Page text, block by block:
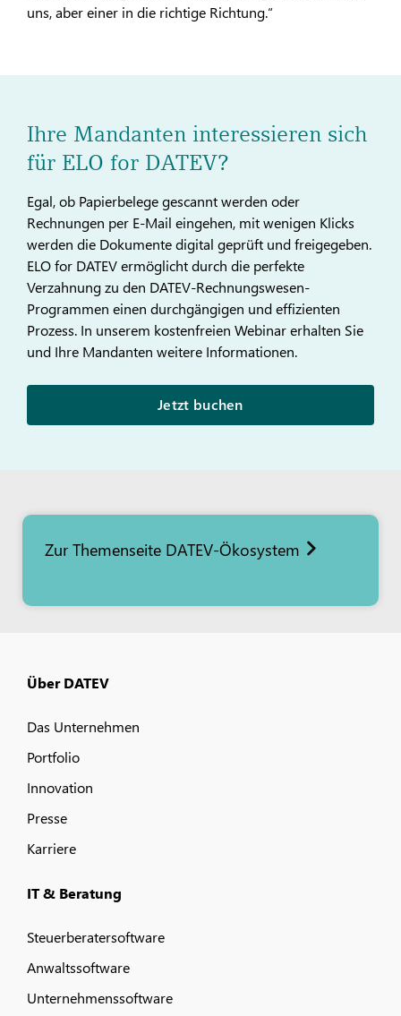
uns, aber einer in die richtige Richtung.“
Ihre Mandanten interessieren sich
für ELO for DATEV?
Egal, ob Papierbelege gescannt werden oder
Rechnungen per E-Mail eingehen, mit wenigen Klicks
werden die Dokumente digital geprüft und freigegeben.
ELO for DATEV ermöglicht durch die perfekte
Verzahnung zu den DATEV-Rechnungswesen-
Programmen einen durchgängigen und effizienten
Prozess. In unserem kostenfreien Webinar erhalten Sie
und Ihre Mandanten weitere Informationen.
Jetzt buchen
Zur Themenseite DATEV-Ökosystem
Über DATEV
Das Unternehmen
Portfolio
Innovation
Presse
Karriere
IT & Beratung
Steuerberatersoftware
Anwaltssoftware
Unternehmenssoftware